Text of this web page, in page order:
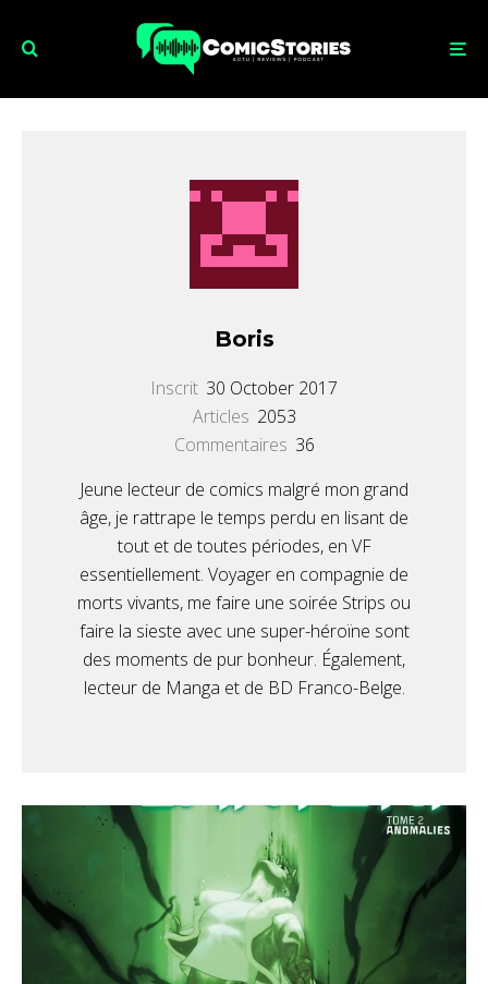
Boris
Inscrit 30 October 2017
Articles 2053
Commentaires 36
Jeune lecteur de comics malgré mon grand
âge, je rattrape le temps perdu en lisant de
tout et de toutes périodes, en VF
essentiellement. Voyager en compagnie de
morts vivants, me faire une soirée Strips ou
faire la sieste avec une super-héroïne sont
des moments de pur bonheur. Également,
lecteur de Manga et de BD Franco-Belge.